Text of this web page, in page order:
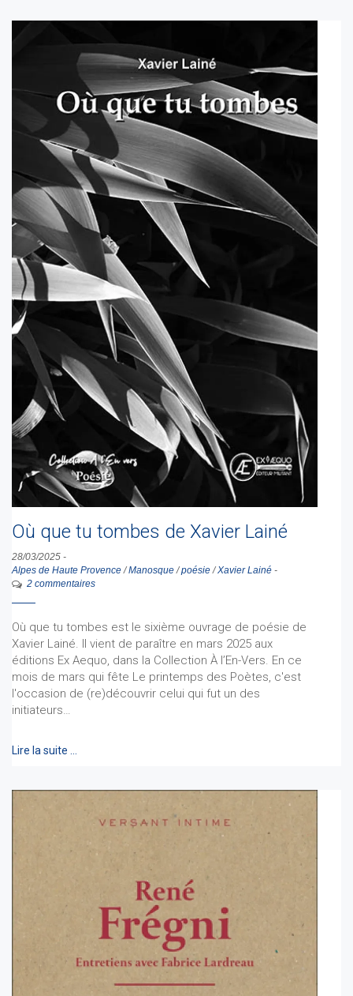
Où que tu tombes de Xavier Lainé
28/03/2025 -
Alpes de Haute Provence/Manosque/poésie/Xavier Lainé -
2 commentaires
Où que tu tombes est le sixième ouvrage de poésie de
Xavier Lainé. Il vient de paraître en mars 2025 aux
éditions Ex Aequo, dans la Collection À l’En-Vers. En ce
mois de mars qui fête Le printemps des Poètes, c'est
l'occasion de (re)découvrir celui qui fut un des
initiateurs…
Lire la suite …